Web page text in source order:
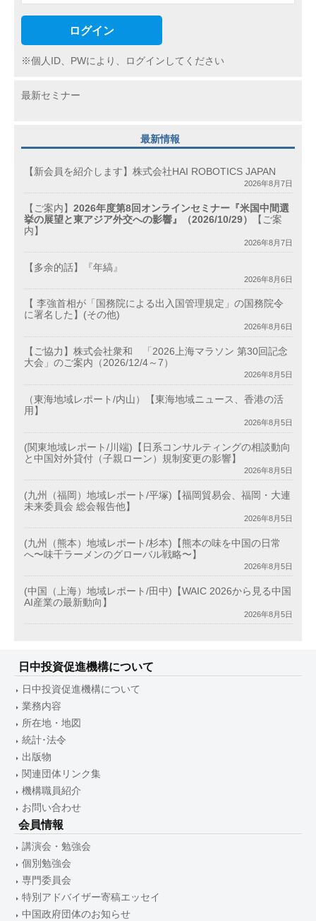
ログイン
※個人ID、PWにより、ログインしてください
最新セミナー
最新情報
【新会員を紹介します】株式会社HAI ROBOTICS JAPAN
2026年8月7日
【ご案内】 2026年度第8回オンラインセミナー『米国中間選
挙の展望と東アジア外交への影響』（2026/10/29）
【ご案
内】
2026年8月7日
【多余的話】『年縞』
2026年8月6日
【 李強首相が「国務院による出入国管理規定」の国務院令
に署名した】(その他)
2026年8月6日
【ご協力】株式会社衆和 「2026上海マラソン 第30回記念
大会」のご案内（2026/12/4～7）
2026年8月5日
（東海地域レポート/内山）【東海地域ニュース、香港の活
用】
2026年8月5日
(関東地域レポート/川端)【日系コンサルティングの相談動向
と中国対外貸付（子親ローン）規制変更の影響】
2026年8月5日
(九州（福岡）地域レポート/平塚)【福岡貿易会、福岡・大連
未来委員会 総会報告他】
2026年8月5日
(九州（熊本）地域レポート/杉本)【熊本の味を中国の日常
へ〜味千ラーメンのグローバル戦略〜】
2026年8月5日
(中国（上海）地域レポート/田中)【WAIC 2026から見る中国
AI産業の最新動向】
2026年8月5日
日中投資促進機構について
日中投資促進機構について
業務内容
所在地・地図
統計･法令
出版物
関連団体リンク集
機構職員紹介
お問い合わせ
会員情報
講演会・勉強会
個別勉強会
専門委員会
特別アドバイザー寄稿エッセイ
中国政府団体のお知らせ